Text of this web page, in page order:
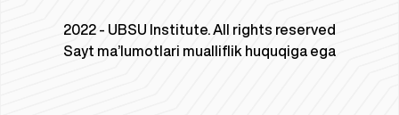
2022 - UBSU Institute. All rights reserved
Sayt ma’lumotlari mualliflik huquqiga ega